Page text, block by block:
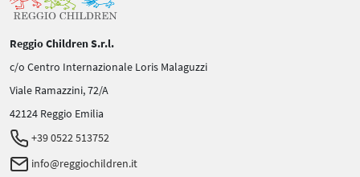
Reggio Children S.r.l.
c/o Centro Internazionale Loris Malaguzzi
Viale Ramazzini, 72/A
42124 Reggio Emilia
+39 0522 513752
info@reggiochildren.it